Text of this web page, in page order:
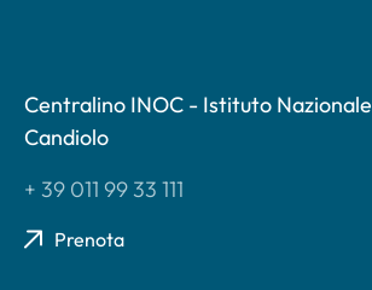
Centralino INOC - Istituto
Candiolo
+ 39 011 99 33 111
Prenota